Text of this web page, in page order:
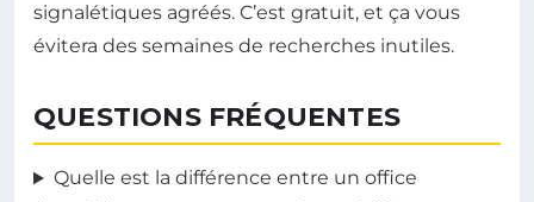
signalétiques agréés. C’est gratuit, et ça vous
évitera des semaines de recherches inutiles.
QUESTIONS FRÉQUENTES
Quelle est la différence entre un office